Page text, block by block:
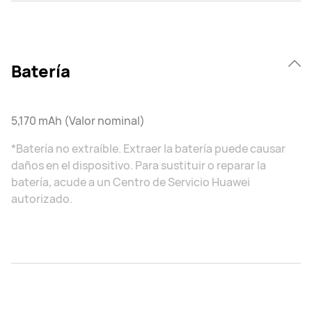
Batería
5,170 mAh (Valor nominal)
*Batería no extraíble. Extraer la batería puede causar
daños en el dispositivo. Para sustituir o reparar la
batería, acude a un Centro de Servicio Huawei
autorizado.